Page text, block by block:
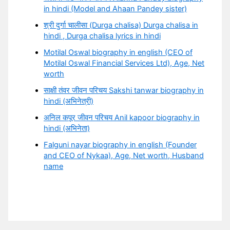
in hindi (Model and Ahaan Pandey sister)
श्री दुर्गा चालीसा (Durga chalisa) Durga chalisa in
hindi , Durga chalisa lyrics in hindi
Motilal Oswal biography in english (CEO of
Motilal Oswal Financial Services Ltd), Age, Net
worth
साक्षी तंवर जीवन परिचय Sakshi tanwar biography in
hindi (अभिनेत्री)
अनिल कपूर जीवन परिचय Anil kapoor biography in
hindi (अभिनेता)
Falguni nayar biography in english (Founder
and CEO of Nykaa), Age, Net worth, Husband
name